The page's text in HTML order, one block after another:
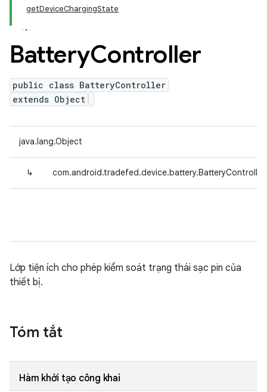
getDeviceChargingState
BatteryController
public class BatteryController
extends Object
java.lang.Object
↳ com.android.tradefed.device.battery.BatteryController
Lớp tiện ích cho phép kiểm soát trạng thái sạc pin của
thiết bị.
Tóm tắt
Hàm khởi tạo công khai